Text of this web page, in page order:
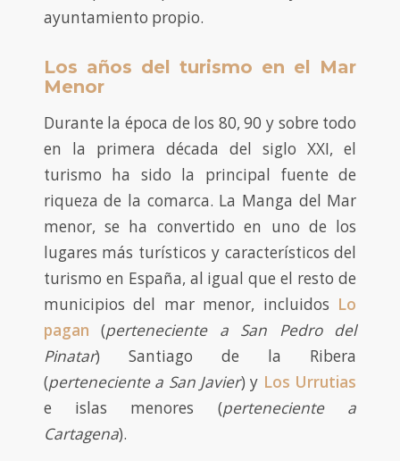
ayuntamiento propio.
Los años del turismo en el Mar
Menor
Durante la época de los 80, 90 y sobre todo
en la primera década del siglo XXI, el
turismo ha sido la principal fuente de
riqueza de la comarca. La Manga del Mar
menor, se ha convertido en uno de los
lugares más turísticos y característicos del
turismo en España, al igual que el resto de
municipios del mar menor, incluidos Lo
pagan (perteneciente a San Pedro del
Pinatar) Santiago de la Ribera
(perteneciente a San Javier) y Los Urrutias
e islas menores (perteneciente a
Cartagena).